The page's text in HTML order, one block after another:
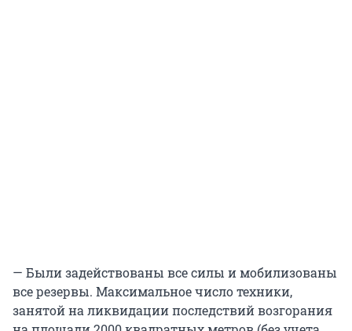
— Были задействованы все силы и мобилизованы
все резервы. Максимальное число техники,
занятой на ликвидации последствий возгорания